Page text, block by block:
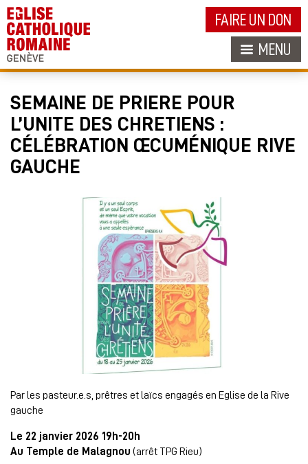
FAIRE UN DON
MENU
SEMAINE DE PRIERE POUR
L’UNITE DES CHRETIENS :
CÉLÉBRATION ŒCUMÉNIQUE RIVE
GAUCHE
Par les pasteur.e.s, prêtres et laïcs engagés en Eglise de la Rive
gauche
Le 22 janvier 2026 19h-20h
Au Temple de Malagnou (arrêt TPG Rieu)